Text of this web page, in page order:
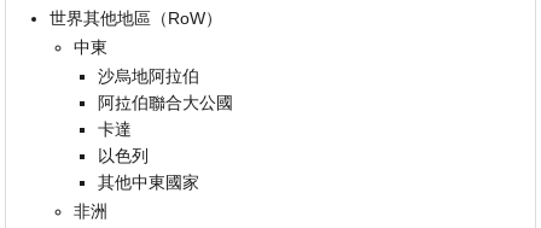
世界其他地區（RoW）
中東
沙烏地阿拉伯
阿拉伯聯合大公國
卡達
以色列
其他中東國家
非洲